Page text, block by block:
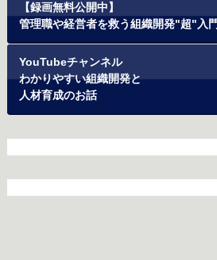
【録画無料公開中】
管理職や経営者を救う組織開発"超"入
YouTubeチャンネル
わかりやすい組織開発と
人材育成のお話